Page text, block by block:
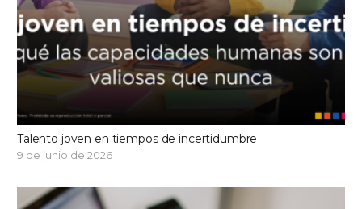
Talento joven en tiempos de incertidumbre
9 de junio de 2026